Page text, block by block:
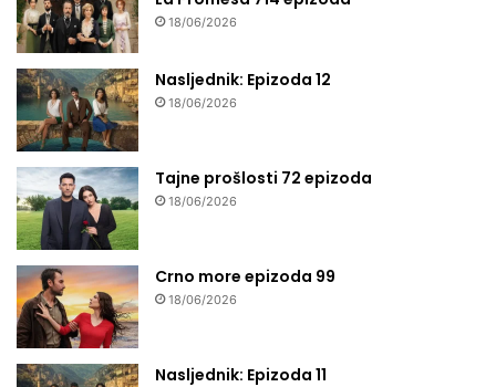
18/06/2026
Nasljednik: Epizoda 12
18/06/2026
Tajne prošlosti 72 epizoda
18/06/2026
Crno more epizoda 99
18/06/2026
Nasljednik: Epizoda 11